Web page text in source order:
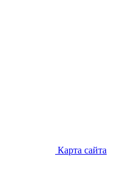
Карта сайта